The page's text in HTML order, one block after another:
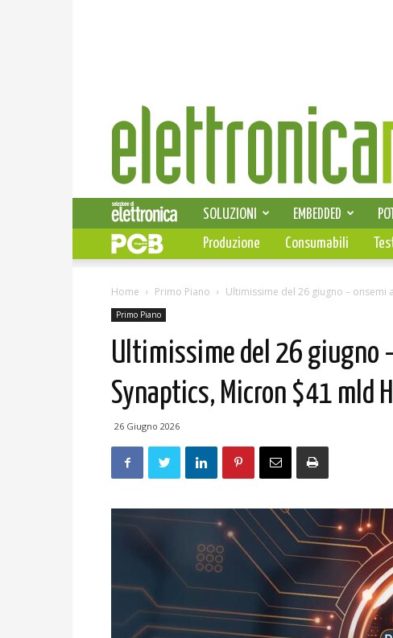
Elettronica
News
SOLUZIONI EMBEDDED
PCB
Produzione Consumabili
Home Primo Piano Ultimissime del 26 giugno – onsemi
Primo Piano
Ultimissime del 26 giugno
Synaptics, Micron $41 mld
26 Giugno 2026